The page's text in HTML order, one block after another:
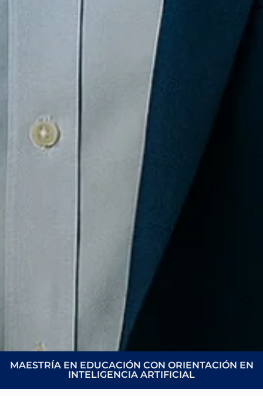
MAESTRÍA EN EDUCACIÓN CON ORIENTACIÓN EN
INTELIGENCIA ARTIFICIAL